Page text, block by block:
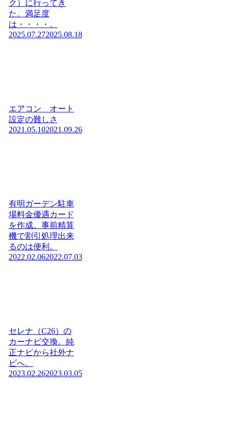
ク）に行ってき
た。満足度
は・・・・。
2025.07.272025.08.18
エアコン オート
設定の難しさ
2021.05.102021.09.26
有明ガーデン駐車
場料金優遇カード
を作成。事前精算
機で割引処理出来
るのは便利。
2022.02.062022.07.03
セレナ（C26）の
カーナビ交換。純
正ナビから社外ナ
ビへ。
2023.02.262023.03.05